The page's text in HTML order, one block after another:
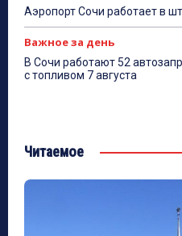
Аэропорт Сочи работает в
Важное за день
В Сочи работают 52
с топливом 7 августа
Читаемое